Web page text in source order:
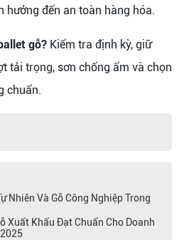
hưởng đến an toàn hàng hóa.
gỗ? Kiểm tra định kỳ, giữ
tải trọng, sơn chống ẩm và chọn
chuẩn.
Nhiên Và Gỗ Công Nghiệp Trong
Xuất Khẩu Đạt Chuẩn Cho Doanh